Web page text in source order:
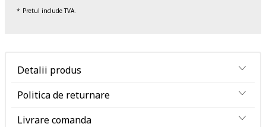
Pretul include TVA.
Detalii produs
Politica de returnare
Livrare comanda